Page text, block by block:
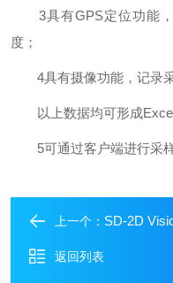
3具有GPS定位功能，
度；
4具有摄像功能，记录采
以上数据均可形成Excel
5可通过客户端进行采样
上一个： SD-2D
返回列表